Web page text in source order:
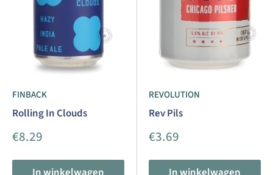
FINBACK
Rolling In Clouds
Aanbiedingsprijs
€8.29
REVOLUTION
Rev Pils
Aanbiedingsprijs
€3.69